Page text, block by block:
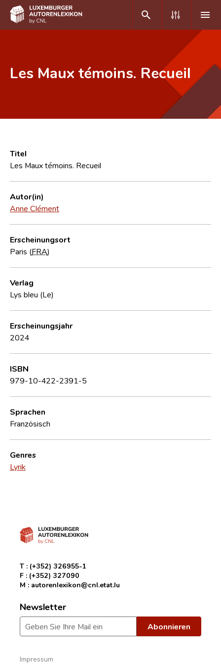
Häufige Fragen und Antworten
CNL
Forschungsgruppe
Kontakt
Les Maux témoins. Recueil
Titel
Les Maux témoins. Recueil
Autor(in)
Anne Clément
Erscheinungsort
Paris (FRA)
Verlag
Lys bleu (Le)
Erscheinungsjahr
2024
ISBN
979-10-422-2391-5
Sprachen
Französisch
Genres
Lyrik
T : (+352) 326955-1
F : (+352) 327090
M : autorenlexikon@cnl.etat.lu
Newsletter
Impressum